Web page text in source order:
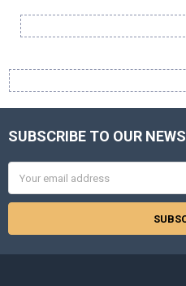
Footer
SUBSCRIBE TO OUR
Address